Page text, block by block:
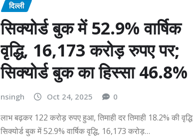
दिल्ली
सिक्योर्ड बुक में 52.9% वार्षिक
वृद्धि, 16,173 करोड़ रुपए पर;
सिक्योर्ड बुक का हिस्सा 46.8%
nsingh Oct 24, 2025 0
लाभ बढ़कर 122 करोड़ रुपए हुआ, तिमाही दर तिमाही 18.2% की वृद्धि
सिक्योर्ड बुक में 52.9% वार्षिक वृद्धि, 16,173 करोड़…